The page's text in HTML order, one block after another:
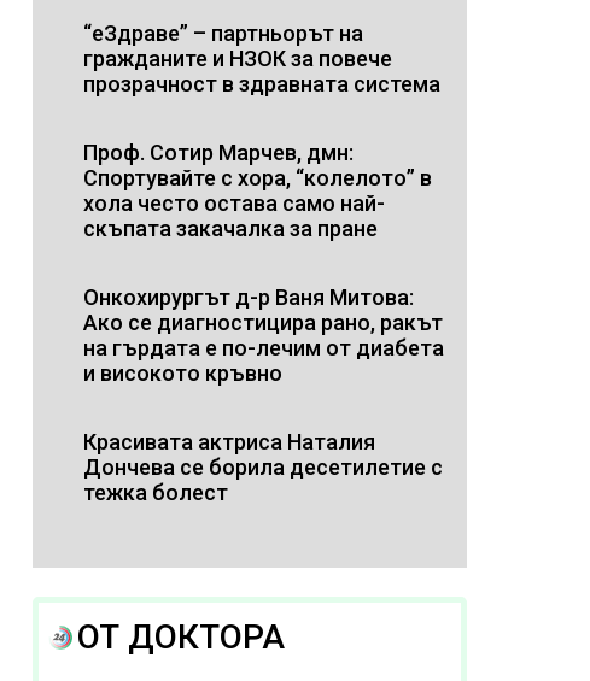
“еЗдраве” – партньорът на
гражданите и НЗОК за повече
прозрачност в здравната система
Проф. Сотир Марчев, дмн:
Спортувайте с хора, “колелото” в
хола често остава само най-
скъпата закачалка за пране
Онкохирургът д-р Ваня Митова:
Ако се диагностицира рано, ракът
на гърдата е по-лечим от диабета
и високото кръвно
Красивата актриса Наталия
Дончева се борила десетилетие с
тежка болест
ОТ ДОКТОРА